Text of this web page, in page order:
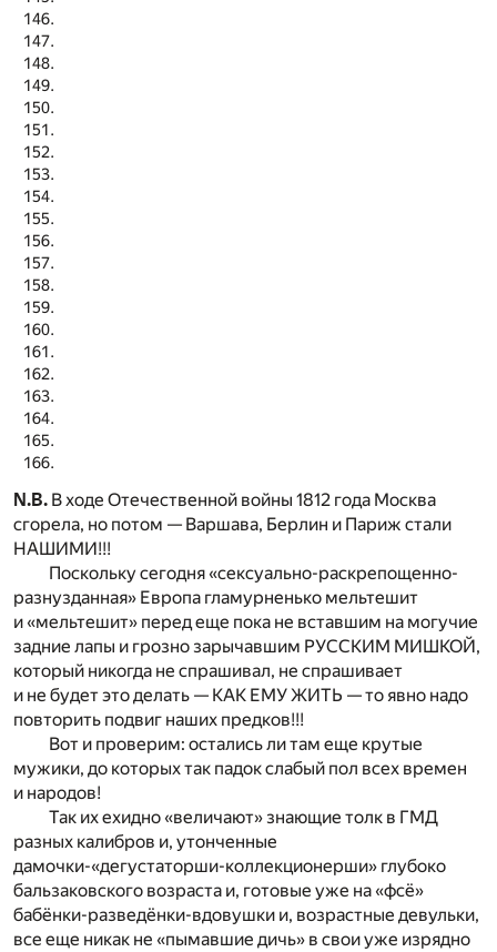
N.B. В ходе Отечественной войны 1812 года Москва
сгорела, но потом — Варшава, Берлин и Париж стали
НАШИМИ!!!
Поскольку сегодня «сексуально-раскрепощенно-
разнузданная» Европа гламурненько мельтешит
и «мельтешит» перед еще пока не вставшим на могучие
задние лапы и грозно зарычавшим РУССКИМ МИШКОЙ,
который никогда не спрашивал, не спрашивает
и не будет это делать — КАК ЕМУ ЖИТЬ — то явно надо
повторить подвиг наших предков!!!
Вот и проверим: остались ли там еще крутые
мужики, до которых так падок слабый пол всех времен
и народов!
Так их ехидно «величают» знающие толк в ГМД
разных калибров и, утонченные
дамочки-«дегустаторши-коллекционерши» глубоко
бальзаковского возраста и, готовые уже на «фсё»
бабёнки-разведёнки-вдовушки и, возрастные девульки,
все еще никак не «пымавшие дичь» в свои уже изрядно